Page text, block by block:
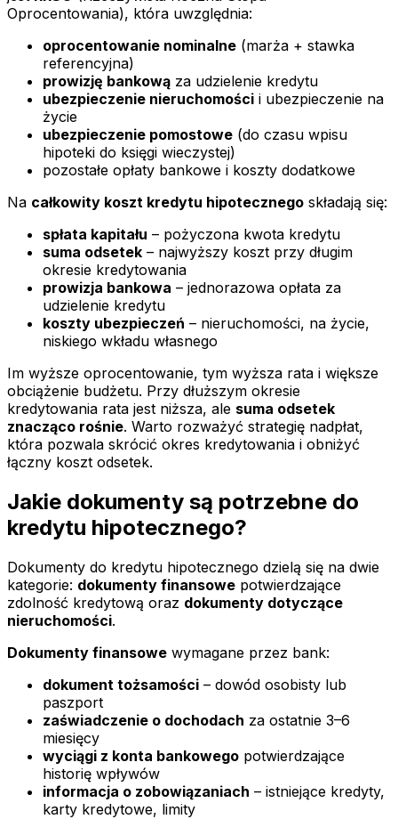
Oprocentowania), która uwzględnia:
oprocentowanie nominalne (marża + stawka
referencyjna)
prowizję bankową za udzielenie kredytu
ubezpieczenie nieruchomości i ubezpieczenie na
życie
ubezpieczenie pomostowe (do czasu wpisu
hipoteki do księgi wieczystej)
pozostałe opłaty bankowe i koszty dodatkowe
Na całkowity koszt kredytu hipotecznego składają się:
spłata kapitału – pożyczona kwota kredytu
suma odsetek – najwyższy koszt przy długim
okresie kredytowania
prowizja bankowa – jednorazowa opłata za
udzielenie kredytu
koszty ubezpieczeń – nieruchomości, na życie,
niskiego wkładu własnego
Im wyższe oprocentowanie, tym wyższa rata i większe
obciążenie budżetu. Przy dłuższym okresie
kredytowania rata jest niższa, ale suma odsetek
znacząco rośnie. Warto rozważyć strategię nadpłat,
która pozwala skrócić okres kredytowania i obniżyć
łączny koszt odsetek.
Jakie dokumenty są potrzebne do
kredytu hipotecznego?
Dokumenty do kredytu hipotecznego dzielą się na dwie
kategorie: dokumenty finansowe potwierdzające
zdolność kredytową oraz dokumenty dotyczące
nieruchomości.
Dokumenty finansowe wymagane przez bank:
dokument tożsamości – dowód osobisty lub
paszport
zaświadczenie o dochodach za ostatnie 3–6
miesięcy
wyciągi z konta bankowego potwierdzające
historię wpływów
informacja o zobowiązaniach – istniejące kredyty,
karty kredytowe, limity